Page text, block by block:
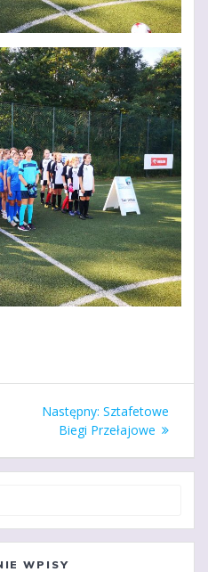
Następny: Następny
wpis:
Sztafetowe
Biegi Przełajowe
WPISY